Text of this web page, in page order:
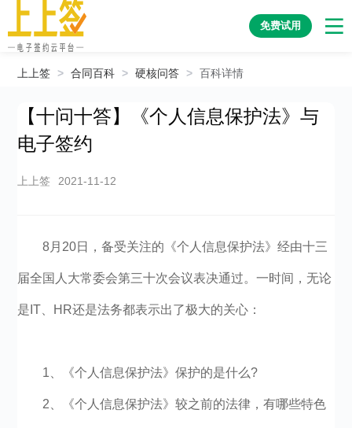
免费试用
上上签 > 合同百科 > 硬核问答 > 百科详情
【十问十答】《个人信息保护法》与
电子签约
上上签 2021-11-12
8月20日，备受关注的《个人信息保护法》经由十三
届全国人大常委会第三十次会议表决通过。一时间，无论
是IT、HR还是法务都表示出了极大的关心：
1、《个人信息保护法》保护的是什么?
2、《个人信息保护法》较之前的法律，有哪些特色